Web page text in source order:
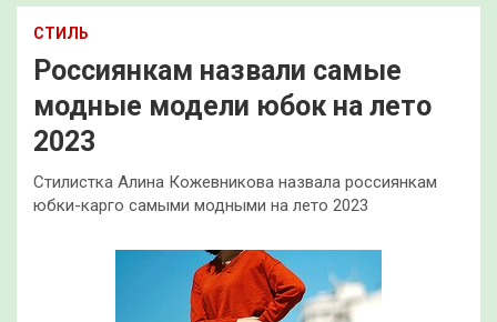
СТИЛЬ
Россиянкам назвали самые
модные модели юбок на лето
2023
Стилистка Алина Кожевникова назвала россиянкам
юбки-карго самыми модными на лето 2023